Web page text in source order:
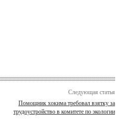
Следующая статья
Помощник хокима требовал взятку за
трудоустройство в комитете по экологии